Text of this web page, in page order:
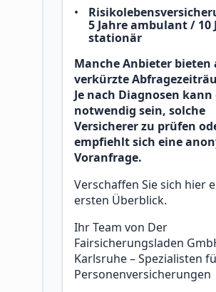
5 Jahre ambulant / 10
stationär
Manche Anbieter bieten
verkürzte
Je nach Diagnosen kann
notwendig sein, solche
Versicherer zu prüfen
empfiehlt sich eine
Voranfrage.
Verschaffen Sie sich hier
ersten Überblick.
Ihr Team von Der
Fairsicherungsladen
Karlsruhe – Spezialisten
Personenversicherungen